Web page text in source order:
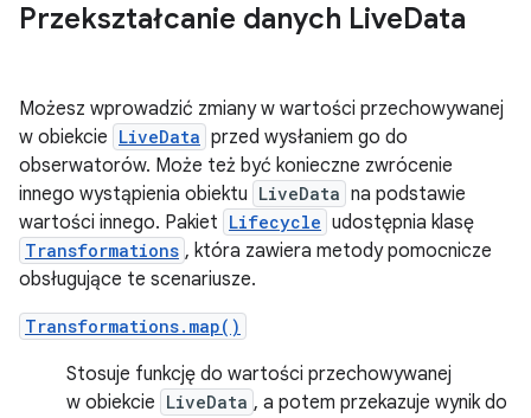
Przekształcanie danych LiveData
Możesz wprowadzić zmiany w wartości przechowywanej
w obiekcie LiveData przed wysłaniem go do
obserwatorów. Może też być konieczne zwrócenie
innego wystąpienia obiektu LiveData na podstawie
wartości innego. Pakiet Lifecycle udostępnia klasę
Transformations , która zawiera metody pomocnicze
obsługujące te scenariusze.
Transformations.map()
Stosuje funkcję do wartości przechowywanej
w obiekcie LiveData , a potem przekazuje wynik do